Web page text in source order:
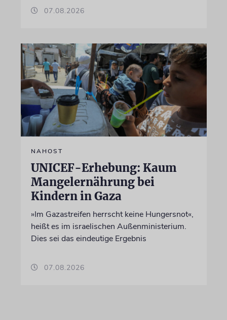
07.08.2026
NAHOST
UNICEF-Erhebung: Kaum
Mangelernährung bei
Kindern in Gaza
»Im Gazastreifen herrscht keine Hungersnot«,
heißt es im israelischen Außenministerium.
Dies sei das eindeutige Ergebnis
07.08.2026